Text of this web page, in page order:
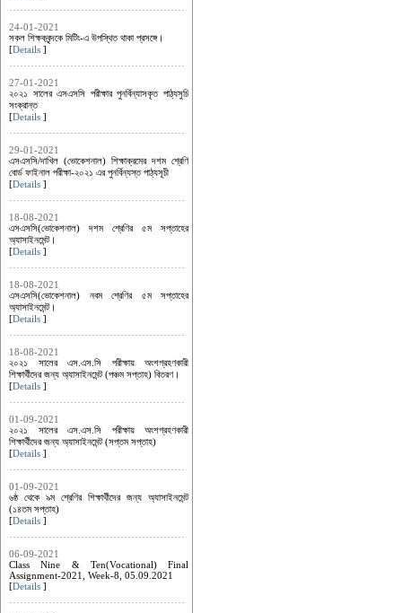
24-01-2021
সকল শিক্ষকবৃন্দকে মিটিং-এ উপস্থিত থাকা প্রসঙ্গে।
[Details ]
27-01-2021
২০২১ সালের এসএসসি পরীক্ষার পুনর্বিন্যাসকৃত পাঠ্যসুচি
সংক্রান্ত
[Details ]
29-01-2021
এসএসসি/দাখিল (ভোকেশনাল) শিক্ষাক্রমের দশম শ্রেণি
বোর্ড ফাইনাল পরীক্ষা-২০২১ এর পুনর্বিন্যস্ত পাঠ্যসূচী
[Details ]
18-08-2021
এসএসসি(ভোকেশনাল) দশম শ্রেণির ৫ম সপ্তাহের
অ্যাসাইনমেন্ট।
[Details ]
18-08-2021
এসএসসি(ভোকেশনাল) নবম শ্রেণির ৫ম সপ্তাহের
অ্যাসাইনমেন্ট।
[Details ]
18-08-2021
২০২১ সালের এস.এস.সি পরীক্ষায় অংশগ্রহণকারী
শিক্ষার্থীদের জন্য অ্যাসাইনমেন্ট (পঞ্চম সপ্তাহ) বিতরণ।
[Details ]
01-09-2021
২০২১ সালের এস.এস.সি পরীক্ষায় অংশগ্রহণকারী
শিক্ষার্থীদের জন্য অ্যাসাইনমেন্ট (সপ্তম সপ্তাহ)
[Details ]
01-09-2021
৬ষ্ঠ থেকে ৯ম শ্রেণির শিক্ষার্থীদের জন্য অ্যাসাইনমেন্ট
(১৪তম সপ্তাহ)
[Details ]
06-09-2021
Class Nine & Ten(Vocational) Final
Assignment-2021, Week-8, 05.09.2021
[Details ]